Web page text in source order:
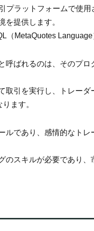
プラットフォームで使
を提供します。
（MetaQuotes Language
呼ばれるのは、そのプ
取引を実行し、トレー
ます。
ルであり、感情的なト
のスキルが必要であり